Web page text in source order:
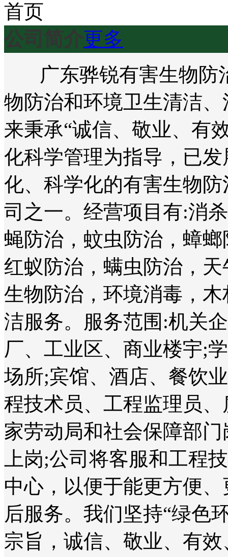
首页
公司简介更多
广东骅锐有害生物防
物防治和环境卫生清洁
来秉承“诚信、敬业、有
化科学管理为指导，已
化、科学化的有害生物
司之一。经营项目有:消
蝇防治，蚊虫防治，蟑
红蚁防治，螨虫防治，
生物防治，环境消毒，
洁服务。服务范围:机关
厂、工业区、商业楼宇;
场所;宾馆、酒店、餐饮
程技术员、工程监理员
家劳动局和社会保障部
上岗;公司将客服和工程
中心，以便于能更方便
后服务。我们坚持“绿色
宗旨，诚信、敬业、有